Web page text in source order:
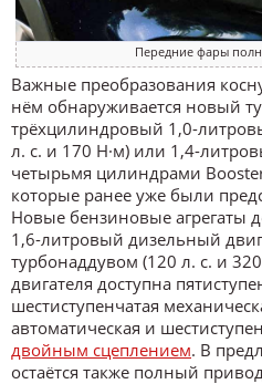
Передние фары
Важные преобразования
нём обнаруживается новый
трёхцилиндровый 1,0-
л. с. и 170 Н·м) или 1,4-
четырьмя цилиндрами
которые ранее уже были
Новые бензиновые агрегаты
1,6-литровый дизельный
турбонаддувом (120 л. с. и
двигателя доступна
шестиступенчатая
автоматическая и
двойным сцеплением. В
остаётся также полный